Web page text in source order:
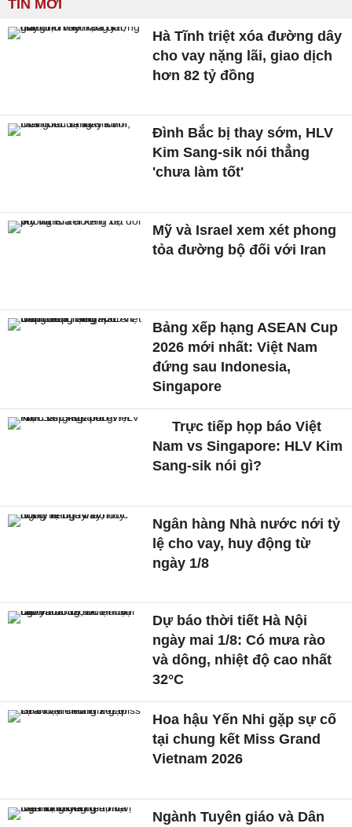
TIN MỚI
Hà Tĩnh triệt xóa đường dây
cho vay nặng lãi, giao dịch
hơn 82 tỷ đồng
Đình Bắc bị thay sớm, HLV
Kim Sang-sik nói thẳng
'chưa làm tốt'
Mỹ và Israel xem xét phong
tỏa đường bộ đối với Iran
Bảng xếp hạng ASEAN Cup
2026 mới nhất: Việt Nam
đứng sau Indonesia,
Singapore
Trực tiếp họp báo Việt
Nam vs Singapore: HLV Kim
Sang-sik nói gì?
Ngân hàng Nhà nước nới tỷ
lệ cho vay, huy động từ
ngày 1/8
Dự báo thời tiết Hà Nội
ngày mai 1/8: Có mưa rào
và dông, nhiệt độ cao nhất
32°C
Hoa hậu Yến Nhi gặp sự cố
tại chung kết Miss Grand
Vietnam 2026
Ngành Tuyên giáo và Dân